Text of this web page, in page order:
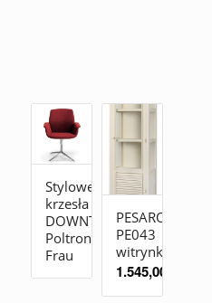
Stylowe
krzesła
DOWNTOWN_CONFERENCE
Poltrona
Frau
PESARO
PE043
witrynka
1.545,00